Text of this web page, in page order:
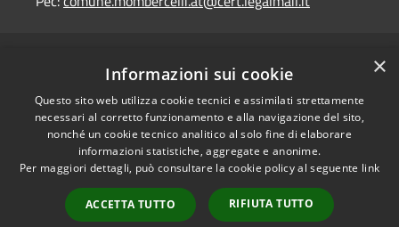
Privacy
Cookie
Dati fiscali e codici
fatturazione
Dichiarazione di
Comune convenzionato
Astigov
Progetto|Convenzione
Adesioni
•Accesso redazione
×
Informazioni sui cookie
Questo sito web utilizza cookie tecnici e assimilati strettamente
necessari al corretto funzionamento e alla navigazione del sito,
nonché un cookie tecnico analitico al solo fine di elaborare
informazioni statistiche, aggregate e anonime.
Per maggiori dettagli, può consultare la cookie policy al seguente link
ACCETTA TUTTO RIFIUTA TUTTO